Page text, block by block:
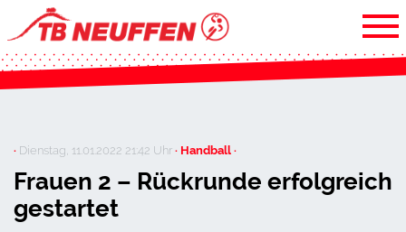
· Dienstag, 11.01.2022 21:42 Uhr· Handball ·
Frauen 2 – Rückrunde erfolgreich
gestartet